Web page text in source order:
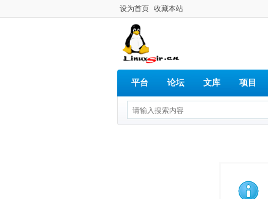
设为首页 收藏本站
平台 论坛 文库 项目